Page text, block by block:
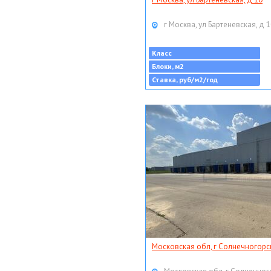
г Москва, ул Бартеневская, д
Класс
Блоки, м2
Ставка, руб/м2/год
Московская обл, г